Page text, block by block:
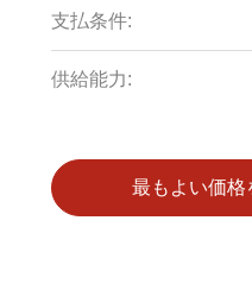
支払条件:
供給能力:
最もよい価格